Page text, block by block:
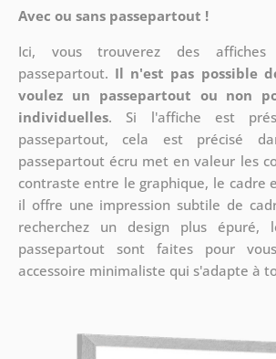
Avec ou sans passepartout !
Ici, vous trouverez des
passepartout. Il n'est pas possible
voulez un passepartout ou non
individuelles. Si l'affiche est
passepartout, cela est précisé
passepartout écru met en valeur les
contraste entre le graphique, le cadre
il offre une impression subtile de
recherchez un design plus épuré,
passepartout sont faites pour
accessoire minimaliste qui s'adapte à